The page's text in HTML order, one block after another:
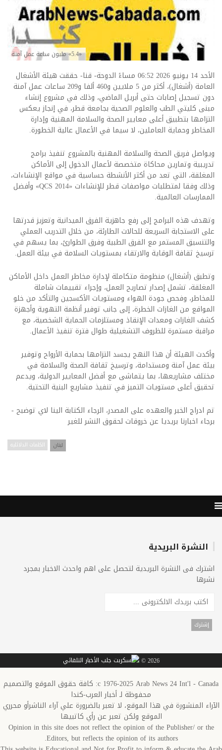
«5.4» مليون ساعة عمل آمنة
الأحد 14 يونيو 2026 06:52 مساءً الدوحة- قنا- حققت هيئة الأشغال
العامة (أشغال)، أكثر من 5 ملايين و460 ألفا و209 ساعات عمل آمنة
دون تسجيل إصابات حتى أبريل الماضي، وذلك في مشروع إنشاء
مبنى كليتي الطب والعلوم الصحية بجامعة قطر، في إنجاز يعكس
التزامها بتطبيق أعلى معايير الصحة والسلامة المهنية وإدارة
المخاطر وحماية العاملين، لا سيما في الأعمال عالية الخطورة.
ويواصل فريق الصحة والسلامة المهنية بالمشروع تنفيذ برامج
تدريبية وتمارين محاكاة متخصصة لأعمال الدخول إلى الأماكن
المغلقة، التي تعد من أكثر الأنشطة حساسية في مواقع الإنشاءات،
وذلك وفقا لمتطلبات مواصفات قطر للإنشاءات «QCS 2014» وأفضل
الممارسات العالمية.
وتهدف هذه البرامج إلى رفع جاهزية الفرق الميدانية وتعزيز قدرتها
على الاستجابة السريعة للحالات الطارئة، من خلال التدريب العملي
والتنسيق المستمر مع الفرق الطبية وفرق الطوارئ، بما يسهم في
ترسيخ ثقافة الوقاية والارتقاء بمستويات السلامة في بيئة العمل.
وتطبق (أشغال) منظومة متكاملة لإدارة مخاطر العمل داخل الأماكن
المغلقة، تشمل إصدار تصاريح العمل، وإجراء تقييمات شاملة
للمخاطر، وفحص جودة الهواء ومستويات الأكسجين والتأكد من خلو
المواقع من الغازات الخطرة، إلى جانب توفير أنظمة التهوية وأجهزة
كشف الغازات ومعدات الإنقاذ ومستلزمات الحماية الشخصية، مع
مراقبة مستمرة للظروف التشغيلية طوال فترة تنفيذ الأعمال.
وأكدت الهيئة أن هذا النهج يجسد التزامها بحماية الأرواح وتوفير
بيئة عمل آمنة ومستدامة، وترسيخ ثقافة الصحة والسلامة في
مختلف مشاريعها، بما يتماشى مع أفضل المعايير الدولية، ويدعم
تحقيق أعلى مستويات التميز في تنفيذ مشاريع البنية التحتية.
تم ادراج الخبر والعهده على المصدر، الرجاء الكتابة الينا لاي توضبح -
برجاء اخبارنا بريديا عن خروقات لحقوق النشر للغير
الكلمات الدلائليه لبنان
النشرة البريدية
اشترك فى النشرة البريدية لتحصل على اهم واحدث الاخبار بمجرد
نشرها
2026 ©
c 1976-2025 Arab News 24 Int'l - Canada: كافة حقوق الموقع والتصميم
محفوظة لـ أخبار العرب-كندا
الآراء المنشورة في هذا الموقع، لا تعبر بالضرورة علي آراء الناشرأو محرري
الموقع ولكن تعبر عن رأي كاتبيها
Opinion in this site does not reflect the opinion of the Publisher/ or the
Editors, but reflects the opinion of its authors.